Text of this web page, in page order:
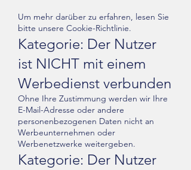
Um mehr darüber zu erfahren, lesen Sie
bitte unsere Cookie-Richtlinie.
Kategorie: Der Nutzer
ist NICHT mit einem
Werbedienst verbunden
Ohne Ihre Zustimmung werden wir Ihre
E-Mail-Adresse oder andere
personenbezogenen Daten nicht an
Werbeunternehmen oder
Werbenetzwerke weitergeben.
Kategorie: Der Nutzer